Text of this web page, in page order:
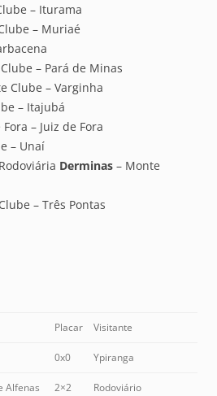
– Iturama
– Muriaé
– Pará de Minas
Clube – Varginha
– Itajubá
– Juiz de Fora
– Unaí
Derminas – Monte
– Três Pontas
Placar Visitante
0x0 Ypiranga
Alfenas 2×2 Rodoviário